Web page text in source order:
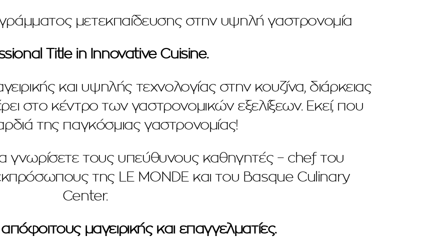
μετεκπαίδευσης στην υψηλή γαστρονομία
Title in Innovative Cuisine.
και υψηλής τεχνολογίας στην κουζίνα, διάρκειας
στο κέντρο των γαστρονομικών εξελίξεων. Εκεί, που
της παγκόσμιας γαστρονομίας!
γνωρίσετε τους υπεύθυνους καθηγητές – chef του
της LE MONDE και του Basque Culinary
Center.
μαγειρικής και επαγγελματίες.